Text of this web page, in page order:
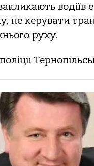
не керувати
руху.